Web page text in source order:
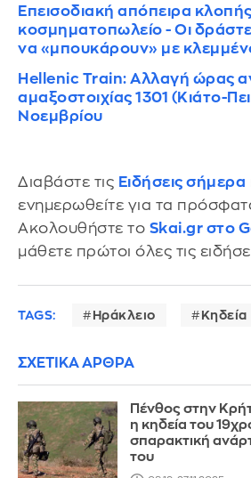
Επεισοδιακή απόπειρα
κοσμηματοπωλείο - Οι
να «μπουκάρουν» με
Hellenic Train: Αλλαγή ώρας
αμαξοστοιχίας 1301 (Κιάτο-
Νοεμβρίου
Διαβάστε τις Ειδήσεις σήμερα
ενημερωθείτε για τα
Ακολουθήστε το Skai.gr στο
μάθετε πρώτοι όλες τις
TAGS: Ηράκλειο Κηδεία
ΣΧΕΤΙΚΑ ΑΡΘΡΑ
Πένθος στην
η κηδεία του
σπαρακτική
του